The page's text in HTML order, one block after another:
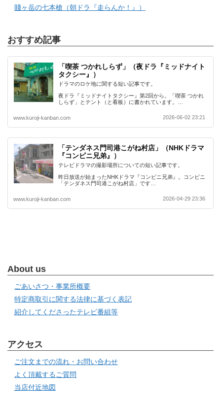
賤ヶ岳の七本槍（朝ドラ『走らんか！』）
おすすめ記事
「喫茶 つかれしらず」（夜ドラ『ミッドナイト
タクシー』）
ドラマのロケ地に関する短い記事です。
夜ドラ『ミッドナイトタクシー』第2回から。「喫茶 つかれ
しらず」とテント（と看板）に書かれています。…
www.kuroji-kanban.com 2026-06-02 23:21
「テンダネス門司港こがね村店」（NHKドラマ
『コンビニ兄弟』）
テレビドラマの撮影場所についての短い記事です。
昨日放送が始まったNHKドラマ『コンビニ兄弟』。コンビニ
「テンダネス門司港こがね村店」です…
www.kuroji-kanban.com 2026-04-29 23:36
About us
ごあいさつ・事業所概要
特定商取引に関する法律に基づく表記
紹介してくださったテレビ番組等
アクセス
ご注文までの流れ・お問い合わせ
よく頂戴するご質問
当店付近地図